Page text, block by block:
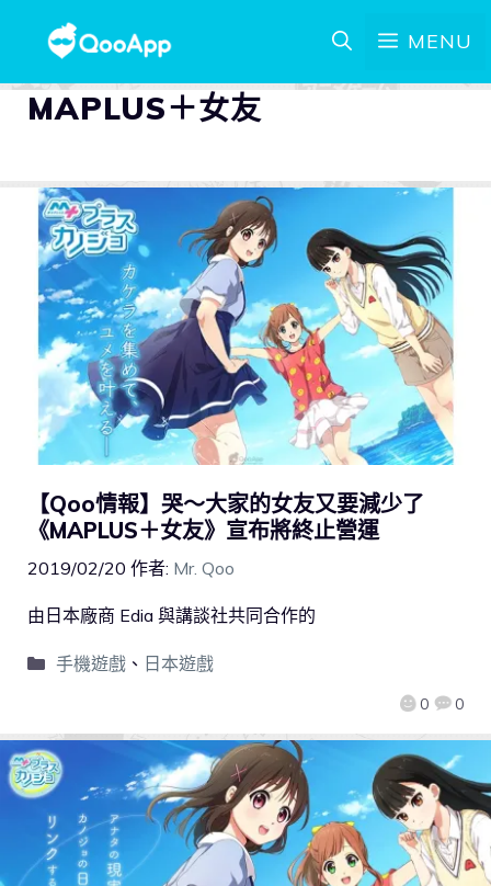
MENU
MAPLUS＋女友
【Qoo情報】哭～大家的女友又要減少了
《MAPLUS＋女友》宣布將終止營運
2019/02/20 作者: Mr. Qoo
0 0
由日本廠商 Edia 與講談社共同合作的
手機遊戲、 日本遊戲